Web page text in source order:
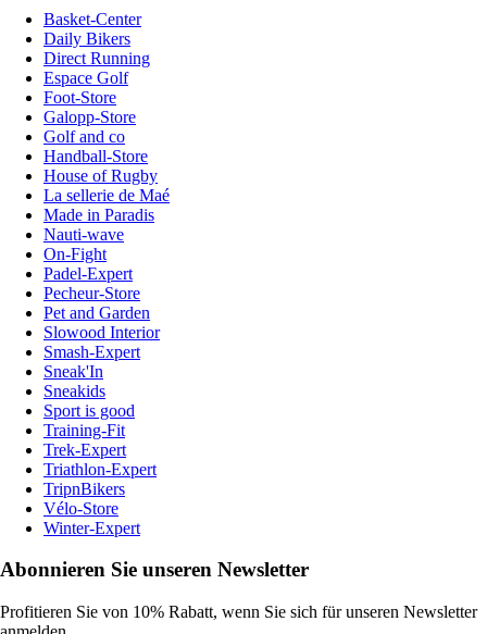
Basket-Center
Daily Bikers
Direct Running
Espace Golf
Foot-Store
Galopp-Store
Golf and co
Handball-Store
House of Rugby
La sellerie de Maé
Made in Paradis
Nauti-wave
On-Fight
Padel-Expert
Pecheur-Store
Pet and Garden
Slowood Interior
Smash-Expert
Sneak'In
Sneakids
Sport is good
Training-Fit
Trek-Expert
Triathlon-Expert
TripnBikers
Vélo-Store
Winter-Expert
Abonnieren Sie unseren Newsletter
Profitieren Sie von 10% Rabatt, wenn Sie sich für unseren Newsletter